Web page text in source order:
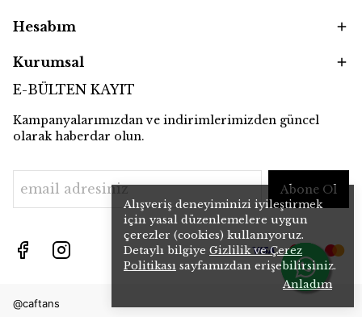
Alışveriş deneyiminizi iyileştirmek
için yasal düzenlemelere uygun
çerezler (cookies) kullanıyoruz.
Detaylı bilgiye Gizlilik ve Çerez
Politikası sayfamızdan erişebilirsiniz.
Anladım
Hesabım
Kurumsal
E-BÜLTEN KAYIT
Kampanyalarımızdan ve indirimlerimizden güncel
olarak haberdar olun.
Abone Ol
@caftans